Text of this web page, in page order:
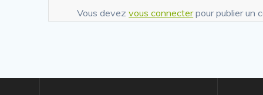
Vous devezvous connecterpour publier un